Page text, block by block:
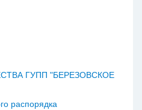
ГУПП "БЕРЕЗОВСКОЕ
распорядка